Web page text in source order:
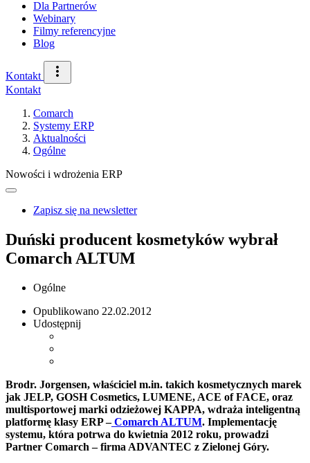
Dla Partnerów
Webinary
Filmy referencyjne
Blog
Kontakt
Kontakt
Comarch
Systemy ERP
Aktualności
Ogólne
Nowości i wdrożenia ERP
Zapisz się na newsletter
Duński producent kosmetyków wybrał
Comarch ALTUM
Ogólne
Opublikowano 22.02.2012
Udostępnij
Brodr. Jorgensen, właściciel m.in. takich kosmetycznych marek
jak JELP, GOSH Cosmetics, LUMENE, ACE of FACE, oraz
multisportowej marki odzieżowej KAPPA, wdraża inteligentną
platformę klasy ERP –Comarch ALTUM. Implementację
systemu, która potrwa do kwietnia 2012 roku, prowadzi
Partner Comarch – firma ADVANTEC z Zielonej Góry.